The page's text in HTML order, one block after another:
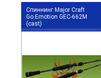
Спиннинг Major Craft
Go.Emotion GEC-662M
(cast)